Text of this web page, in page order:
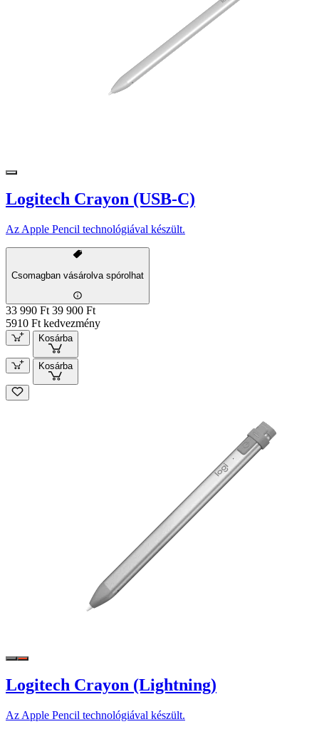
Logitech Crayon (USB-C)
Az Apple Pencil technológiával készült.
Csomagban vásárolva spórolhat
33 990 Ft 39 900 Ft
5910 Ft kedvezmény
Kosárba
Kosárba
Logitech Crayon (Lightning)
Az Apple Pencil technológiával készült.